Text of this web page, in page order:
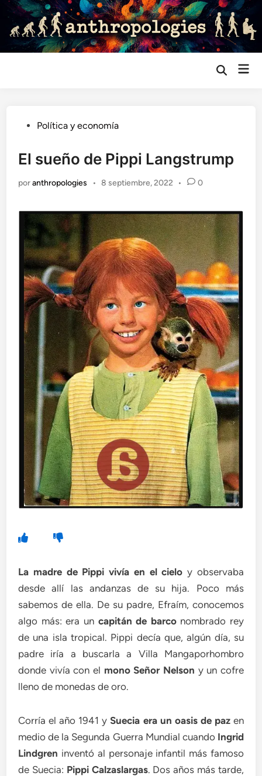
Saltar
contenido
Abrir
Publicado
Política y economía
El sueño de Pippi Langstrump
poranthropologies • 8 septiembre, 2022 • 0
La madre de Pippi vivía en el cielo y observaba
desde allí las andanzas de su hija. Poco más
sabemos de ella. De su padre, Efraím, conocemos
algo más: era un capitán de barconombrado rey
de una isla tropical. Pippi decía que, algún día, su
padre iría a buscarla a Villa Mangaporhombro
donde vivía con el mono Señor Nelson y un cofre
lleno de monedas de oro.
Corría el año 1941 ySuecia era un oasis de pazen
medio de la Segunda Guerra Mundial cuando Ingrid
Lindgren inventó al personaje infantil más famoso
de Suecia: Pippi Calzaslargas. Dos años más tarde,